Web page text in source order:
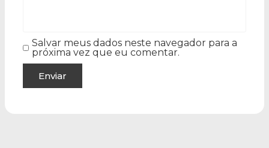
Salvar meus dados neste navegador para a
próxima vez que eu comentar.